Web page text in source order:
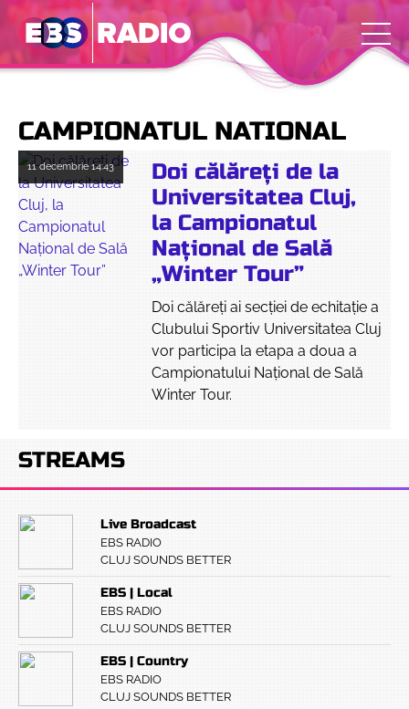
CAMPIONATUL NATIONAL
11 decembrie14:43
Doi călăreți de la
Universitatea Cluj,
la Campionatul
Național de Sală
„Winter Tour”
Doi călăreți ai secției de echitație a
Clubului Sportiv Universitatea Cluj
vor participa la etapa a doua a
Campionatului Național de Sală
Winter Tour.
STREAMS
Live Broadcast
EBS RADIO
CLUJ SOUNDS BETTER
EBS | Local
EBS RADIO
CLUJ SOUNDS BETTER
EBS | Country
EBS RADIO
CLUJ SOUNDS BETTER